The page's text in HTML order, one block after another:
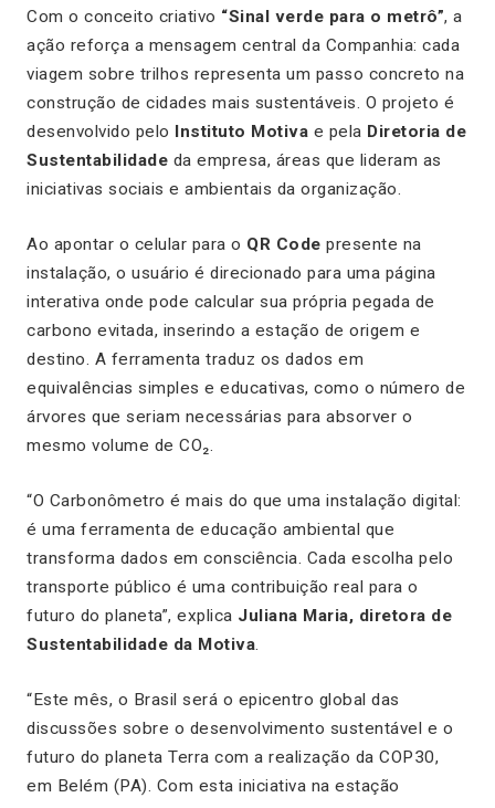
Com o conceito criativo “Sinal verde para o metrô”, a
ação reforça a mensagem central da Companhia: cada
viagem sobre trilhos representa um passo concreto na
construção de cidades mais sustentáveis. O projeto é
desenvolvido pelo Instituto Motiva e pela Diretoria de
Sustentabilidade da empresa, áreas que lideram as
iniciativas sociais e ambientais da organização.
Ao apontar o celular para o QR Code presente na
instalação, o usuário é direcionado para uma página
interativa onde pode calcular sua própria pegada de
carbono evitada, inserindo a estação de origem e
destino. A ferramenta traduz os dados em
equivalências simples e educativas, como o número de
árvores que seriam necessárias para absorver o
mesmo volume de CO₂.
“O Carbonômetro é mais do que uma instalação digital:
é uma ferramenta de educação ambiental que
transforma dados em consciência. Cada escolha pelo
transporte público é uma contribuição real para o
futuro do planeta”, explica Juliana Maria, diretora de
Sustentabilidade da Motiva.
“Este mês, o Brasil será o epicentro global das
discussões sobre o desenvolvimento sustentável e o
futuro do planeta Terra com a realização da COP30,
em Belém (PA). Com esta iniciativa na estação